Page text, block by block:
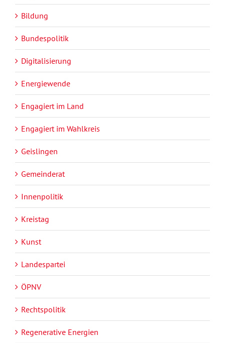
Bildung
Bundespolitik
Digitalisierung
Energiewende
Engagiert im Land
Engagiert im Wahlkreis
Geislingen
Gemeinderat
Innenpolitik
Kreistag
Kunst
Landespartei
ÖPNV
Rechtspolitik
Regenerative Energien